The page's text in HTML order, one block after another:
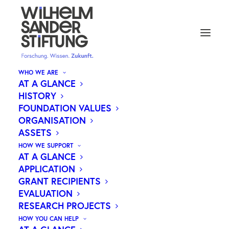
WHO WE ARE
AT A GLANCE
HISTORY
FOUNDATION VALUES
ORGANISATION
ASSETS
HOW WE SUPPORT
AT A GLANCE
APPLICATION
GRANT RECIPIENTS
EVALUATION
RESEARCH PROJECTS
HOW YOU CAN HELP
YAP-BLOCKER JUN: NEUE
ERKENNTNISSE BEI
LEBERKREBS
Erfolgreich abgeschlossenes Forschungsprojekt
der Wilhelm Sander-Stiftung: Forschende um Dr.